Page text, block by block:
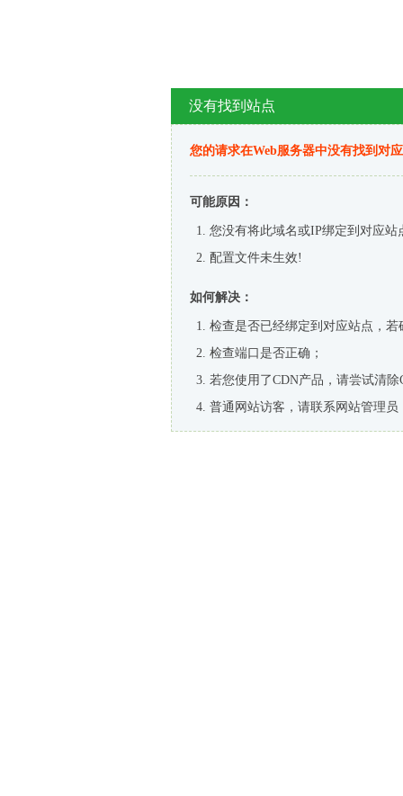
没有找到站点
您的请求在Web服务器中没有找到对
可能原因：
您没有将此域名或IP绑定到对应站
配置文件未生效!
如何解决：
检查是否已经绑定到对应站点，
检查端口是否正确；
若您使用了CDN产品，请尝试清除
普通网站访客，请联系网站管理员